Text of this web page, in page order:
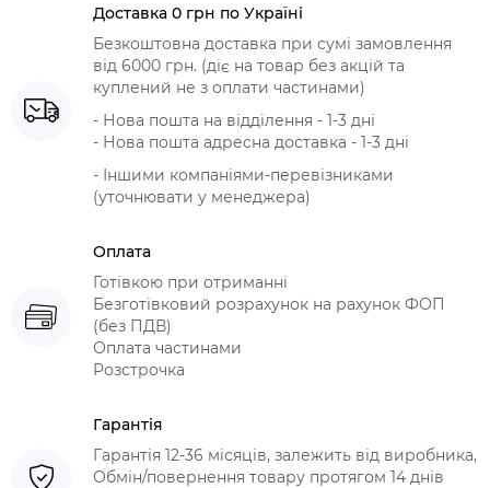
Доставка 0 грн по Україні
Безкоштовна доставка при сумі замовлення
від 6000 грн. (діє на товар без акцій та
куплений не з оплати частинами)
- Нова пошта на відділення - 1-3 дні
- Нова пошта адресна доставка - 1-3 дні
- Іншими компаніями-перевізниками
(уточнювати у менеджера)
Оплата
Готівкою при отриманні
Безготівковий розрахунок на рахунок ФОП
(без ПДВ)
Оплата частинами
Розстрочка
Гарантія
Гарантія 12-36 місяців, залежить від виробника,
Обмін/повернення товару протягом 14 днів